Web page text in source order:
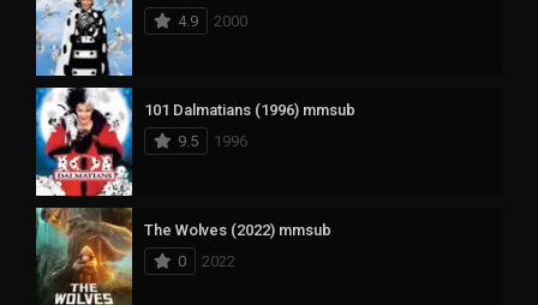
4.9
2000
101 Dalmatians (1996) mmsub
9.5
1996
The Wolves (2022) mmsub
0
2022